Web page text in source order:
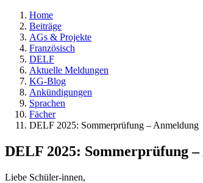
Home
Beiträge
AGs & Projekte
Französisch
DELF
Aktuelle Meldungen
KG-Blog
Ankündigungen
Sprachen
Fächer
DELF 2025: Sommerprüfung – Anmeldung
DELF 2025: Sommerprüfung
Liebe Schüler-innen,